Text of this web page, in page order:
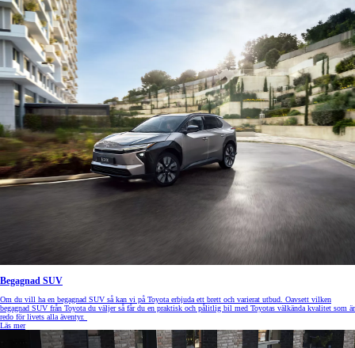
Begagnad SUV
Om du vill ha en begagnad SUV så kan vi på Toyota erbjuda ett brett och varierat utbud. Oavsett vilken
begagnad SUV från Toyota du väljer så får du en praktisk och pålitlig bil med Toyotas välkända kvalitet som är
redo för livets alla äventyr.
Läs mer